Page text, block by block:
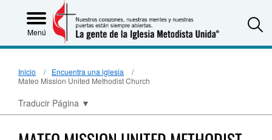
Menú
Inicio
Encuentra una iglesia
Mateo Mission United Methodist Church
Traducir Página ▼